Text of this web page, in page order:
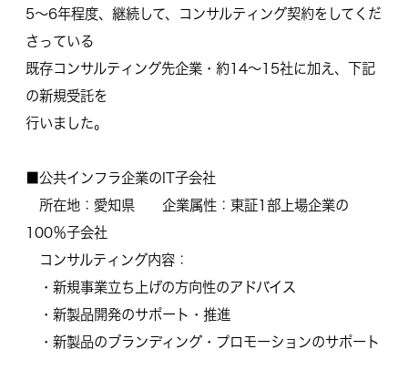
5〜6年程度、継続して、コンサルティング契約をしてくだ
さっている
既存コンサルティング先企業・約14〜15社に加え、下記
の新規受託を
行いました。
■公共インフラ企業のIT子会社
所在地：愛知県 企業属性：東証1部上場企業の
100％子会社
コンサルティング内容：
・新規事業立ち上げの方向性のアドバイス
・新製品開発のサポート・推進
・新製品のブランディング・プロモーションのサポート